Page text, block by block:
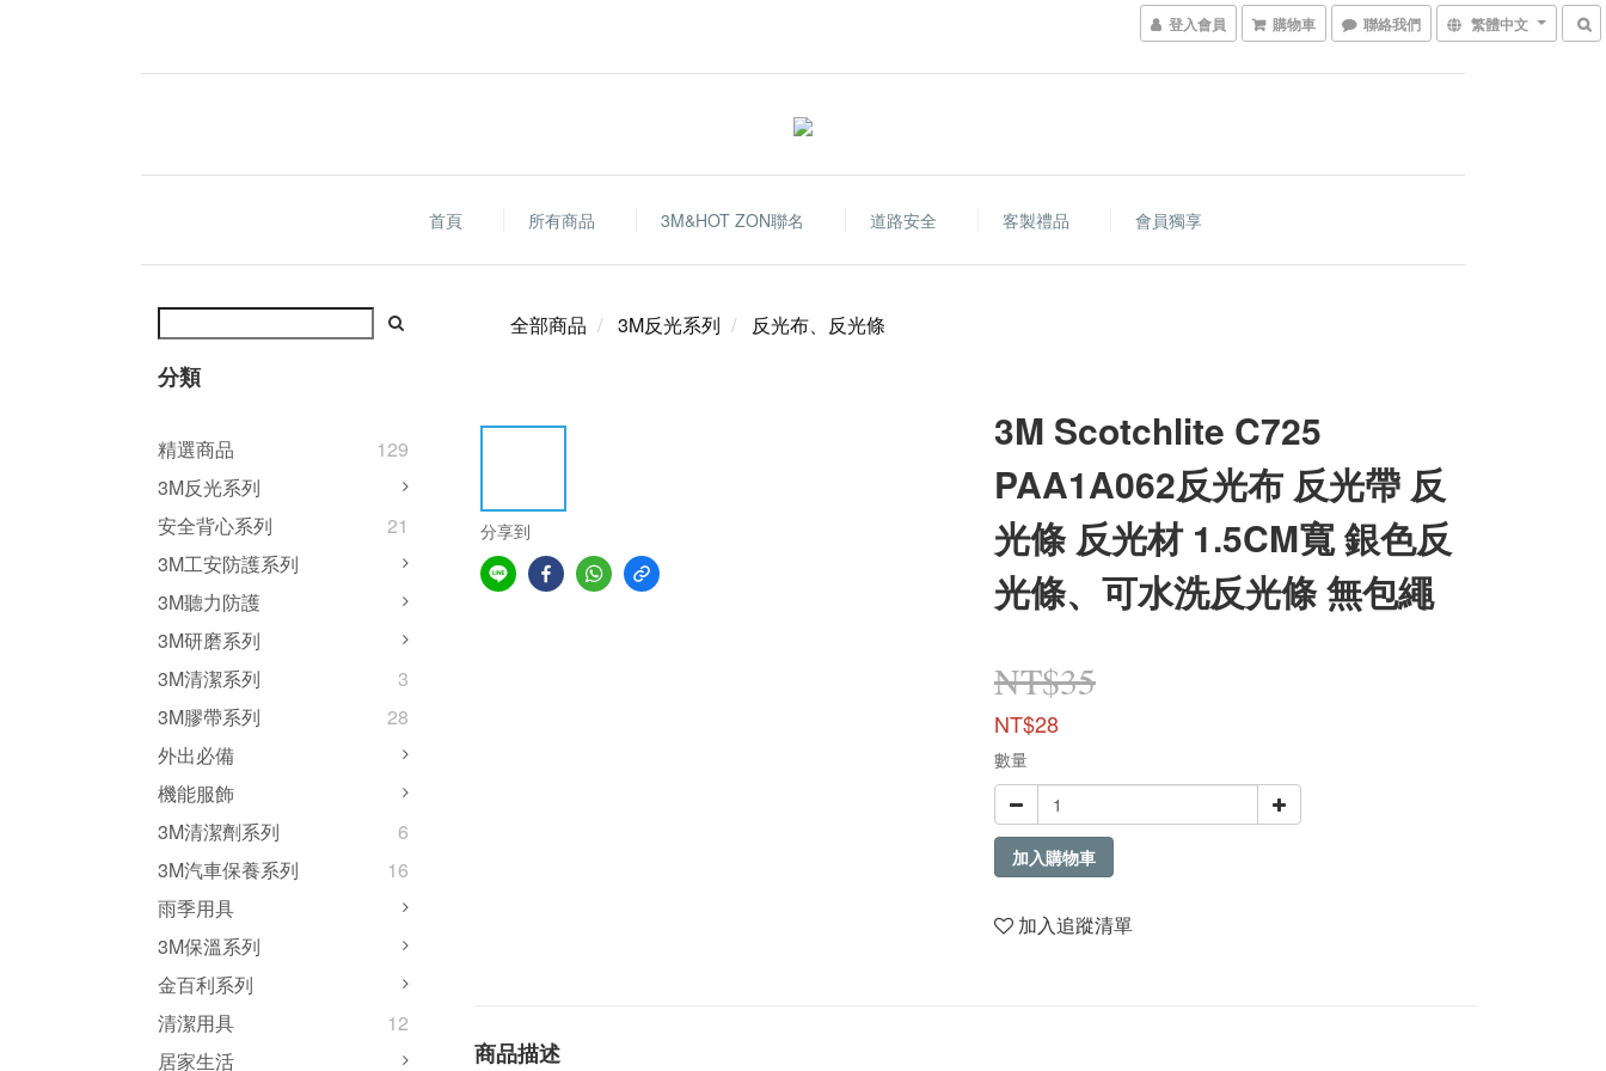
登入會員 購物車 聯絡我們 繁體中文
首頁 所有商品 3M&HOT ZON聯名 道路安全 客製禮品 會員獨享
分類
精選商品
129
3M反光系列
安全背心系列
21
3M工安防護系列
3M聽力防護
3M研磨系列
3M清潔系列
3
3M膠帶系列
28
外出必備
機能服飾
3M清潔劑系列
6
3M汽車保養系列
16
雨季用具
3M保溫系列
金百利系列
清潔用具
12
居家生活
全部商品 3M反光系列 反光布、反光條
分享到
3M Scotchlite C725
PAA1A062反光布 反光帶 反
光條 反光材 1.5CM寬 銀色反
光條、可水洗反光條 無包繩
NT$35
NT$28
數量
加入購物車
加入追蹤清單
商品描述